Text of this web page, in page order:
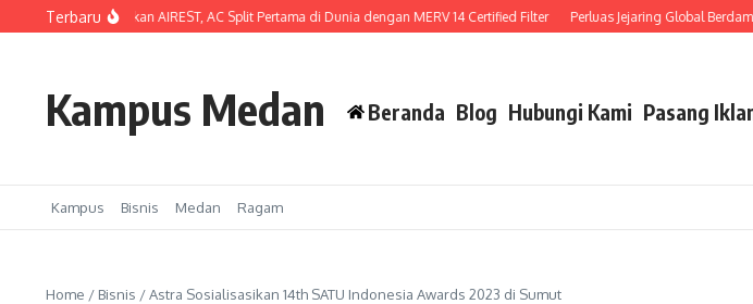
Lewati ke konten
Terbaru
Indonesia Luncurkan AIREST, AC Split Pertama di Dunia dengan MERV 14 Certified Filter Perluas Jejaring Global
Kampus Medan Beranda Blog Hubungi Kami Pasang
Kampus Bisnis Medan Ragam
Home / Bisnis /Astra Sosialisasikan 14th SATU Indonesia Awards 2023 di Sumut